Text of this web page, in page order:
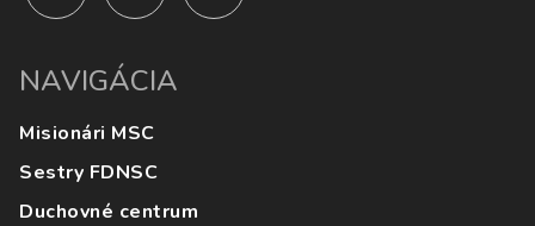
NAVIGÁCIA
Misionári MSC
Sestry FDNSC
Duchovné centrum